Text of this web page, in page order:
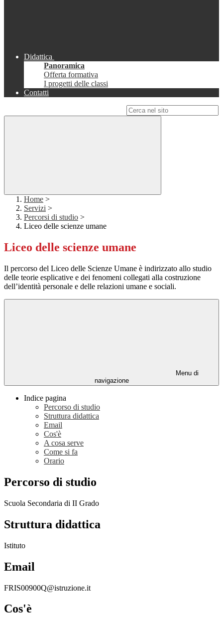
Didattica
Panoramica
Offerta formativa
I progetti delle classi
Contatti
Home >
Servizi >
Percorsi di studio >
Liceo delle scienze umane
Liceo delle scienze umane
Il percorso del Liceo delle Scienze Umane è indirizzato allo studio
delle teorie esplicative e dei fenomeni collegati alla costruzione
dell’identità personale e delle relazioni umane e sociali.
Menu di
navigazione
Indice pagina
Percorso di studio
Struttura didattica
Email
Cos'è
A cosa serve
Come si fa
Orario
Percorso di studio
Scuola Secondaria di II Grado
Struttura didattica
Istituto
Email
FRIS00900Q@istruzione.it
Cos'è